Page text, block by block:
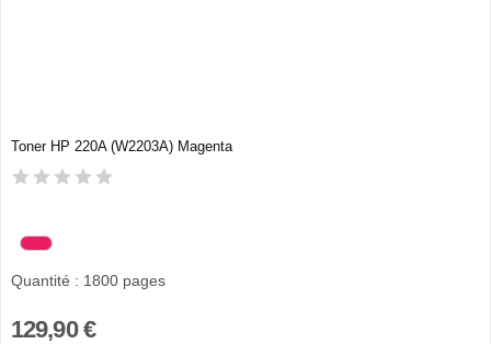
Toner HP 220A (W2203A) Magenta
Quantité : 1800 pages
129,90 €